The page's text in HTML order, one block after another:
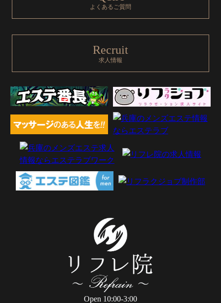
よくあるご質問
Recruit
求人情報
Open 10:00-3:00